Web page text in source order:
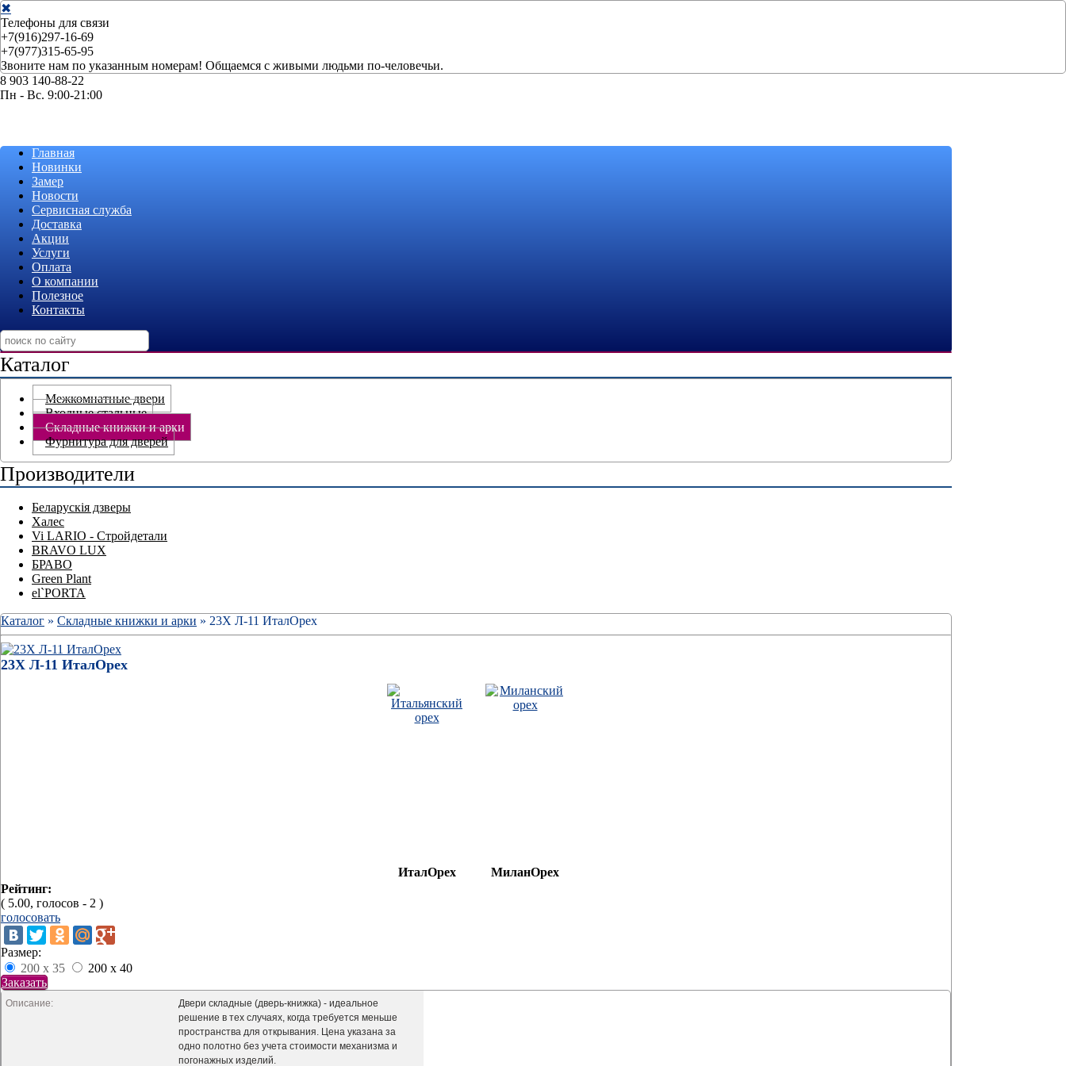
✖
Телефоны для связи
+7(916)297-16-69
+7(977)315-65-95
Звоните нам по указанным номерам! Общаемся с живыми людьми по-человечьи.
8 903 140-88-22
Пн - Вс. 9:00-21:00
Главная
Новинки
Замер
Новости
Сервисная служба
Доставка
Акции
Услуги
Оплата
О компании
Полезное
Контакты
Каталог
Межкомнатные двери
Входные стальные
Складные книжки и арки
Фурнитура для дверей
Производители
Беларускія дзверы
Халес
Vi LARIO - Стройдетали
BRAVO LUX
БРАВО
Green Plant
el`PORTA
Каталог » Складные книжки и арки » 23Х Л-11 ИталОрех
23Х Л-11 ИталОрех
ИталОрех
МиланОрех
Рейтинг:
( 5.00, голосов - 2 )
голосовать
Размер:
200 x 35
200 x 40
Заказать
Описание:
Двери складные (дверь-книжка) - идеальное
решение в тех случаях, когда требуется меньше
пространства для открывания. Цена указана за
одно полотно без учета стоимости механизма и
погонажных изделий.